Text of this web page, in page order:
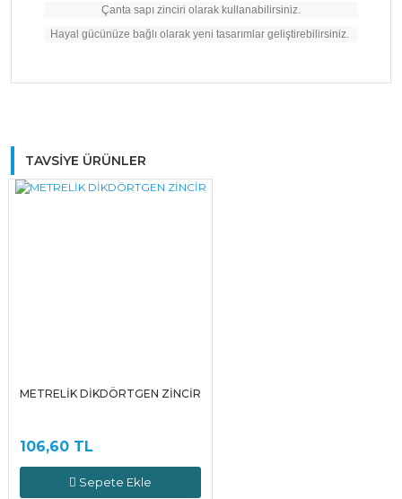
Çanta sapı zinciri olarak kullanabilirsiniz.
Hayal gücünüze bağlı olarak yeni tasarımlar geliştirebilirsiniz.
TAVSİYE ÜRÜNLER
METRELİK DİKDÖRTGEN ZİNCİR
106,60 TL
Sepete Ekle